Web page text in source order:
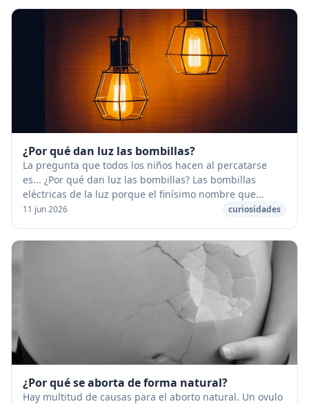
¿Por qué dan luz las bombillas?
La pregunta que todos los niños hacen al percatarse
es... ¿Por qué dan luz las bombillas? Las bombillas
eléctricas de la luz porque el finísimo nombre que
tienen dentro, llamado filamento, se calienta...
11 jun 2026 curiosidades
¿Por qué se aborta de forma natural?
Hay multitud de causas para el aborto natural. Un ovulo